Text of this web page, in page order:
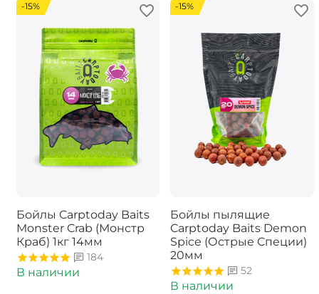
-15%
Бойлы Carptoday Baits
Monster Crab (Монстр
Краб) 1кг 14мм
184
В наличии
-15%
Бойлы пылящие
Carptoday Baits Demon
Spice (Острые Специи)
20мм
52
В наличии